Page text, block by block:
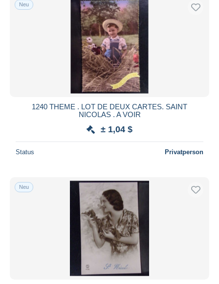
Neu
1240 THEME . LOT DE DEUX CARTES. SAINT
NICOLAS . A VOIR
± 1,04 $
Status Privatperson
Neu